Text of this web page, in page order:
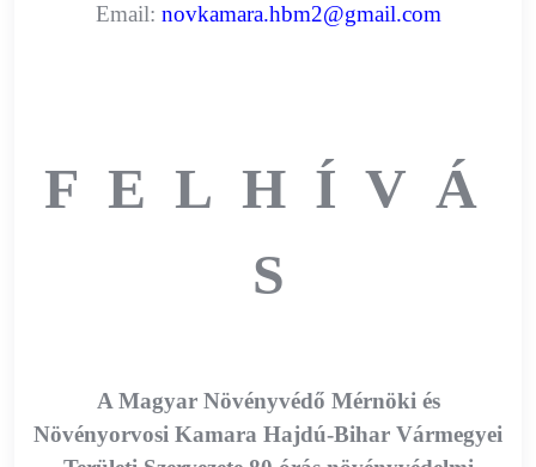
Email: novkamara.hbm2@gmail.com
F E L H Í V Á
S
A Magyar Növényvédő Mérnöki és
Növényorvosi Kamara Hajdú-Bihar Vármegyei